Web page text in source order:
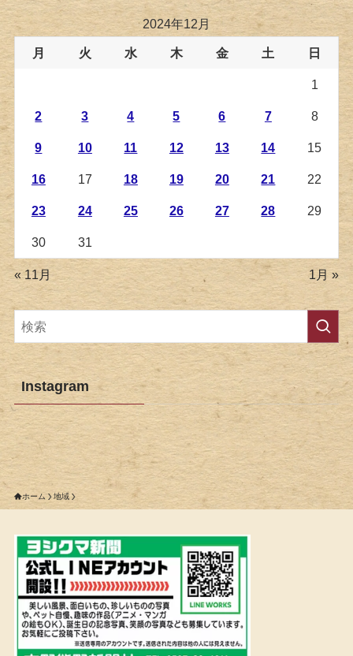
2024年12月
月 火 水 木 金 土 日
1
2 3 4 5 6 7 8
9 10 11 12 13 14 15
16 17 18 19 20 21 22
23 24 25 26 27 28 29
30 31
« 11月 1月 »
Instagram
ホーム 地域